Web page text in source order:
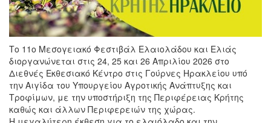
ΠΟΛΗ
Το 11ο Μεσογειακό Φεστιβάλ Ελαιολάδου και Ελιάς
διοργανώνεται στις 24, 25 και 26 Απριλίου 2026 στο
Διεθνές Εκθεσιακό Κέντρο στις Γούρνες Ηρακλείου υπό
την Αιγίδα του Υπουργείου Αγροτικής Ανάπτυξης και
Τροφίμων, με την υποστήριξη της Περιφέρειας Κρήτης
καθώς και άλλων Περιφερειών της χώρας.